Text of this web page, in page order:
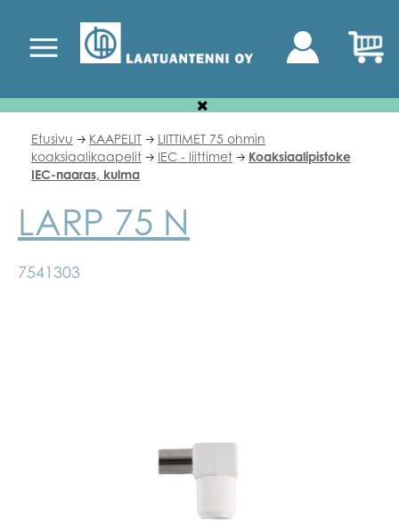
Etusivu 🡢 KAAPELIT 🡢 LIITTIMET 75 ohmin
koaksiaalikaapelit 🡢 IEC - liittimet 🡢 Koaksiaalipistoke
IEC-naaras, kulma
LARP 75 N
7541303